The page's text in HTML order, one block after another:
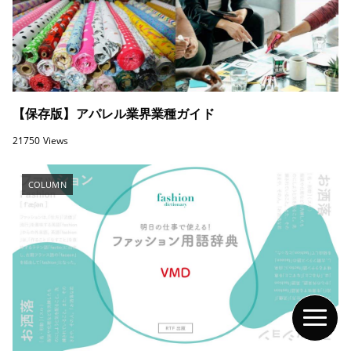
【保存版】アパレル業界業種ガイド
21750 Views
COLUMN